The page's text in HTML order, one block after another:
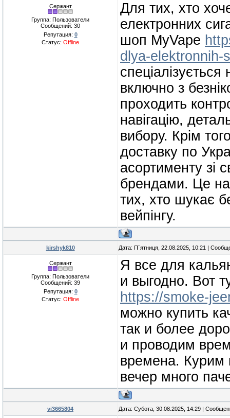
Сержант
Группа: Пользователи
Сообщений: 30
Репутация: 0
Статус: Offline
Для тих, хто
електронних
шоп MyVape
dlya-elektronnih-
включно з
проходить
навігацію,
вибору. Крім
доставку по
асортименту зі
брендами. Це
тих, хто шукає
вейпінгу.
kirshyk810 Дата: П`ятниця, 22.08.2025, 10:21 |
Сержант
Группа: Пользователи
Сообщений: 39
Репутация: 0
Статус: Offline
Я все для
и выгодно. Вот
https://smoke-
можно купить
так и более
и проводим
времена. Курим
вечер много
vi3665804 Дата: Субота, 30.08.2025, 14:29 |